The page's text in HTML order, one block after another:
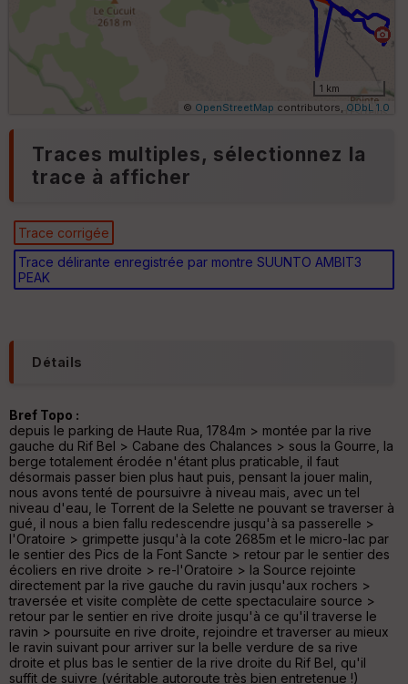
er
tu
IG
Aff
r
ar
Ep
ai
ss
eu
r
Tr
sp
ar
en
ce
Po
1 km
© OpenStreetMap contributors, ODbL 1.0
Traces multiples, sélectionnez la
trace à afficher
Trace corrigée
Trace délirante enregistrée par montre SUUNTO AMBIT3
PEAK
Détails
Bref Topo :
depuis le parking de Haute Rua, 1784m > montée par la rive
gauche du Rif Bel > Cabane des Chalances > sous la Gourre, la
berge totalement érodée n'étant plus praticable, il faut
désormais passer bien plus haut puis, pensant la jouer malin,
nous avons tenté de poursuivre à niveau mais, avec un tel
niveau d'eau, le Torrent de la Selette ne pouvant se traverser à
gué, il nous a bien fallu redescendre jusqu'à sa passerelle >
l'Oratoire > grimpette jusqu'à la cote 2685m et le micro-lac par
le sentier des Pics de la Font Sancte > retour par le sentier des
écoliers en rive droite > re-l'Oratoire > la Source rejointe
directement par la rive gauche du ravin jusqu'aux rochers >
traversée et visite complète de cette spectaculaire source >
retour par le sentier en rive droite jusqu'à ce qu'il traverse le
ravin > poursuite en rive droite, rejoindre et traverser au mieux
le ravin suivant pour arriver sur la belle verdure de sa rive
droite et plus bas le sentier de la rive droite du Rif Bel, qu'il
suffit de suivre (véritable autoroute très bien entretenue !)